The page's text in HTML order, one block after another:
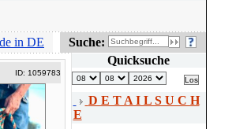
in DE Suche:
ID: 1059783
Quicksuche
D E T A I L S U C H
E